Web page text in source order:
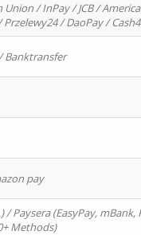
/ InPay / JCB /
/ DaoPay /
Banktransfer
pay
/ Paysera (EasyPay, mBank,
Methods)